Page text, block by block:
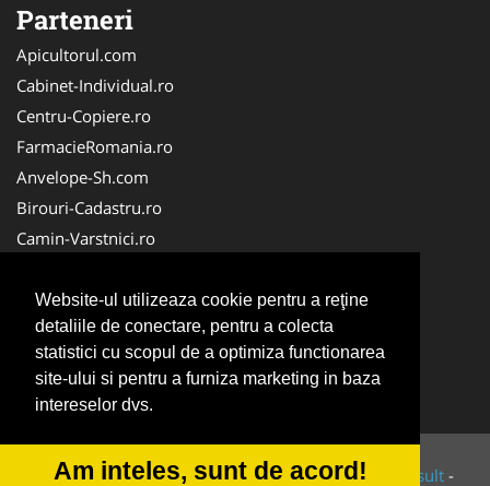
Website-ul utilizeaza cookie pentru a reţine
detaliile de conectare, pentru a colecta
statistici cu scopul de a optimiza functionarea
site-ului si pentru a furniza marketing in baza
intereselor dvs.
Am inteles, sunt de acord!
Parteneri
Apicultorul.com
Cabinet-Individual.ro
Centru-Copiere.ro
FarmacieRomania.ro
Anvelope-Sh.com
Birouri-Cadastru.ro
Camin-Varstnici.ro
Cabinet-Ginecologic.ro
Cabinet-Psihologie.com
Clinica-Privata.ro
InchiriereToaleteEcologice.ro
© 2014-2026 Powered byVilonMedia&Tokaido Consult -